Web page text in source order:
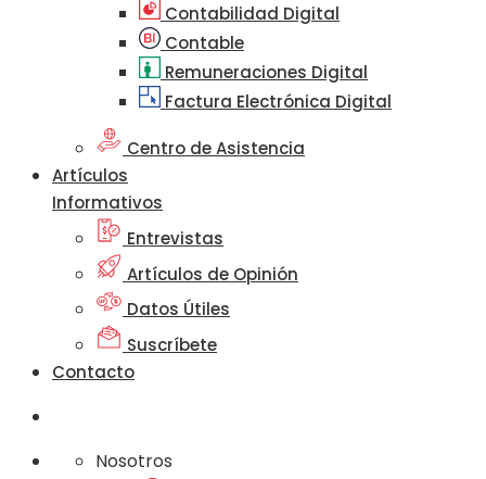
Contabilidad Digital
Contable
Remuneraciones Digital
Factura Electrónica Digital
Centro de Asistencia
Artículos
Informativos
Entrevistas
Artículos de Opinión
Datos Útiles
Suscríbete
Contacto
Nosotros